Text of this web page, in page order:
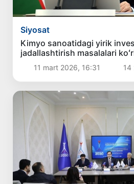
Siyosat
Kimyo sanoatidagi yirik
jadallashtirish masalalari
11 mart 2026, 16:31 14